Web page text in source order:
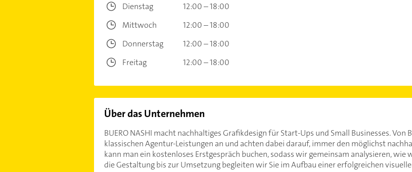
Dienstag
12:00 – 18:00
Mittwoch
12:00 – 18:00
Donnerstag
12:00 – 18:00
Freitag
12:00 – 18:00
Über das Unternehmen
BUERO NASHI macht nachhaltiges Grafikdesign für Start-Ups und Small Businesses.
klassischen Agentur-Leistungen an und achten dabei darauf, immer den möglichst
kann man ein kostenloses Erstgespräch buchen, sodass wir gemeinsam analysieren,
die Gestaltung bis zur Umsetzung begleiten wir Sie im Aufbau einer erfolgreichen